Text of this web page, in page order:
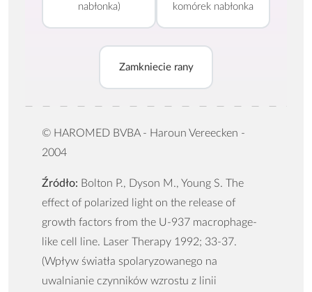
nabłonka)
komórek nabłonka
Zamkniecie rany
© HAROMED BVBA - Haroun Vereecken -
2004
Źródło: Bolton P., Dyson M., Young S. The
effect of polarized light on the release of
growth factors from the U-937 macrophage-
like cell line. Laser Therapy 1992; 33-37.
(Wpływ światła spolaryzowanego na
uwalnianie czynników wzrostu z linii